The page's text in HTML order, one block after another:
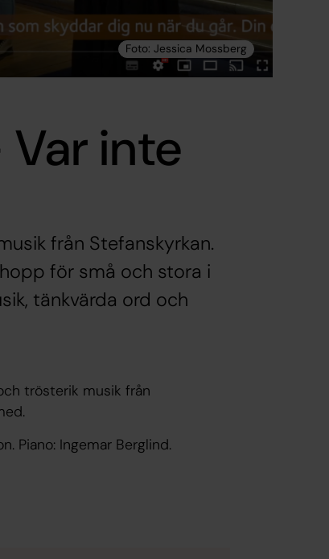
inte
från Stefanskyrkan.
för små och stora i
tänkvärda ord och
trösterik musik från
Piano: Ingemar Berglind.